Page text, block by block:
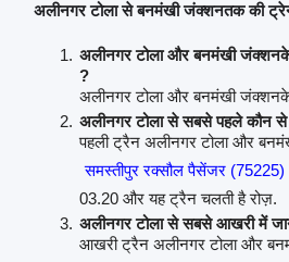
अलीनगर टोला से बनमंखी जंक्शनतक की
अलीनगर टोला और बनमंखी जंक्शनके
?
अलीनगर टोला और बनमंखी
अलीनगर टोला से सबसे पहले कौन
पहली ट्रैन अलीनगर टोला और
समस्तीपुर रक्सौल पैसेंजर (75225)
03.20 और यह ट्रैन चलती है रोज़.
अलीनगर टोला से सबसे आखरी में
आखरी ट्रैन अलीनगर टोला और